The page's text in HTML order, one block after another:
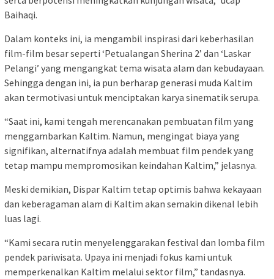
Baihaqi.
Dalam konteks ini, ia mengambil inspirasi dari keberhasilan
film-film besar seperti ‘Petualangan Sherina 2’ dan ‘Laskar
Pelangi’ yang mengangkat tema wisata alam dan kebudayaan.
Sehingga dengan ini, ia pun berharap generasi muda Kaltim
akan termotivasi untuk menciptakan karya sinematik serupa.
“Saat ini, kami tengah merencanakan pembuatan film yang
menggambarkan Kaltim. Namun, mengingat biaya yang
signifikan, alternatifnya adalah membuat film pendek yang
tetap mampu mempromosikan keindahan Kaltim,” jelasnya.
Meski demikian, Dispar Kaltim tetap optimis bahwa kekayaan
dan keberagaman alam di Kaltim akan semakin dikenal lebih
luas lagi.
“Kami secara rutin menyelenggarakan festival dan lomba film
pendek pariwisata. Upaya ini menjadi fokus kami untuk
memperkenalkan Kaltim melalui sektor film,” tandasnya.